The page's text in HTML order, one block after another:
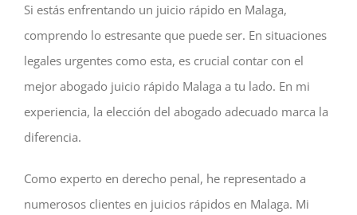
Si estás enfrentando un juicio rápido en Malaga,
comprendo lo estresante que puede ser. En situaciones
legales urgentes como esta, es crucial contar con el
mejor abogado juicio rápido Malaga a tu lado. En mi
experiencia, la elección del abogado adecuado marca la
diferencia.
Como experto en derecho penal, he representado a
numerosos clientes en juicios rápidos en Malaga. Mi